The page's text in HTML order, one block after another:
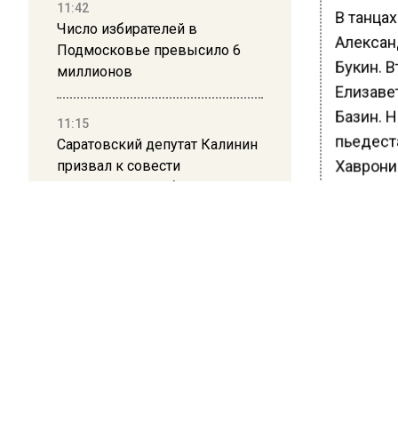
11:42
Число избирателей в
Подмосковье превысило 6
миллионов
11:15
Саратовский депутат Калинин
призвал к совести
ветеранское сообщество
В
Букин.
Базин.